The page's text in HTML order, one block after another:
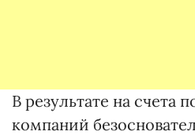
В результате на счета
компаний